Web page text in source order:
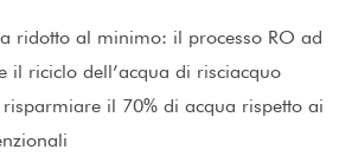
ridotto al minimo: il processo RO ad
il riciclo dell’acqua di risciacquo
il 70% di acqua rispetto ai